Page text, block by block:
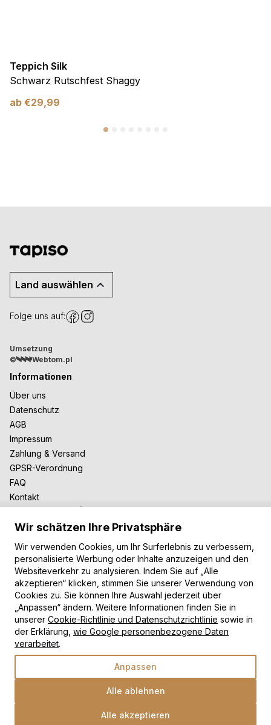
Teppich Silk
Schwarz Rutschfest Shaggy
ab €29,99
Wähle eine Option
Land auswählen
Folge uns auf:
Umsetzung
©
Webtom.pl
Informationen
Über uns
Datenschutz
AGB
Impressum
Zahlung & Versand
GPSR-Verordnung
FAQ
Kontakt
Zusammenarbeit
Für Blogger
B2B-Zusammenarbeit
Unsere Teppiche
Moderne Teppiche
Vintage Teppiche
Shaggy Teppiche
Kinderteppiche
Zahlungsarten
Wir schätzen Ihre Privatsphäre
Wir verwenden Cookies, um Ihr Surferlebnis zu verbessern,
personalisierte Werbung oder Inhalte anzuzeigen und den
Websiteverkehr zu analysieren. Indem Sie auf „Alle
akzeptieren“ klicken, stimmen Sie unserer Verwendung von
Cookies zu. Sie können Ihre Auswahl jederzeit über
„Anpassen“ ändern. Weitere Informationen finden Sie in
unserer Cookie-Richtlinie und Datenschutzrichtlinie sowie in
der Erklärung, wie Google personenbezogene Daten
verarbeitet.
Anpassen
Alle ablehnen
Alle akzeptieren